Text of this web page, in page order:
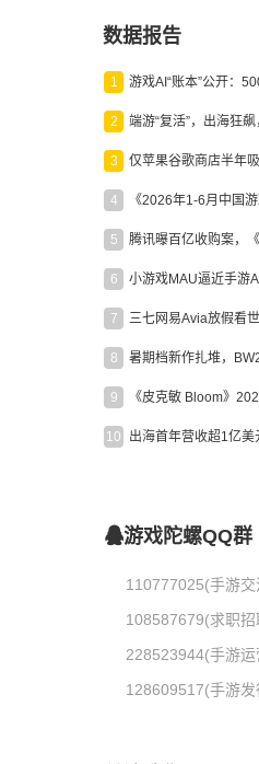
数据报告
1
2
3
4 《2026年1-6月中国
5
6 小游戏MAU逼近手游
7
8
9
10
游戏陀螺QQ群
110777025(手游交
108587679(求职招
228523944(手游运
128609517(手游发